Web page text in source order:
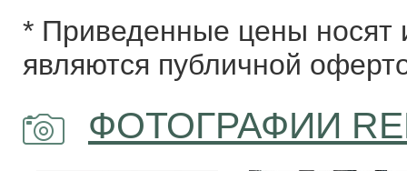
* Приведенные цены носят
являются публичной
ФОТОГРАФИИ